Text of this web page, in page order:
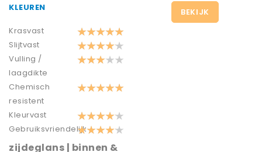
KLEUREN
Krasvast
Slijtvast
Vulling /
laagdikte
Chemisch
resistent
Kleurvast
Gebruiksvriendelijk
zijdeglans | binnen &
BEKIJK